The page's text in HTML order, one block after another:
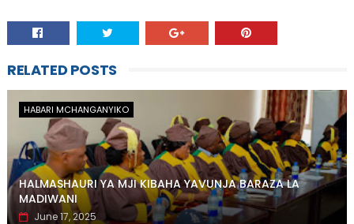
RELATED POSTS
HABARI MCHANGANYIKO
HALMASHAURI YA MJI KIBAHA YAVUNJA BARAZA LA
MADIWANI
June 17, 2025